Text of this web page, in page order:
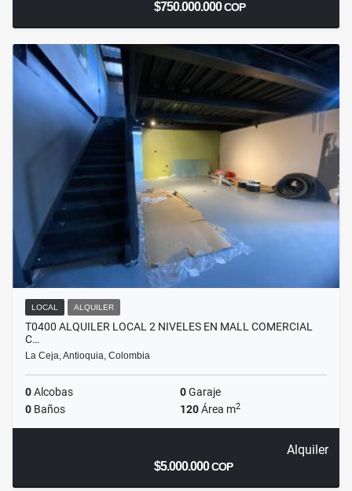
$750.000.000COP
LOCAL ALQUILER
T0400 ALQUILER LOCAL 2 NIVELES EN MALL COMERCIAL
C…
La Ceja, Antioquia, Colombia
0Alcobas 0Garaje
0 Baños 120Área m2
Alquiler
$5.000.000COP